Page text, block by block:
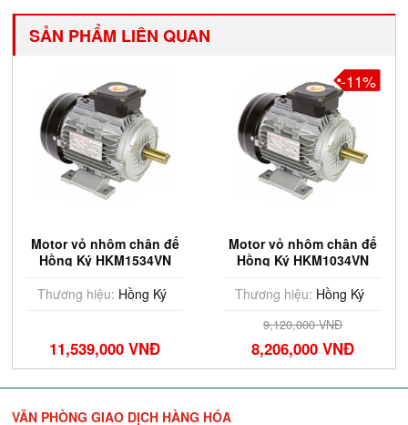
SẢN PHẨM LIÊN QUAN
Motor vỏ nhôm chân đế
Hồng Ký HKM1534VN
Thương hiệu: Hồng Ký
11,539,000 VNĐ
Motor vỏ nhôm chân đế
Hồng Ký HKM1034VN
Thương hiệu: Hồng Ký
9,120,000 VNĐ
8,206,000 VNĐ
-11%
VĂN PHÒNG GIAO DỊCH HÀNG HÓA